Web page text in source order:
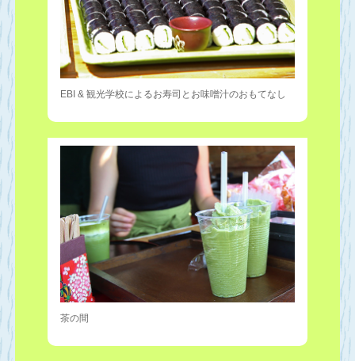
EBI & 観光学校によるお寿司とお味噌汁のおもてなし
茶の間